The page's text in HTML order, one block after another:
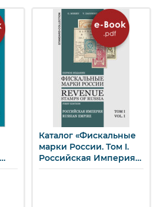
​Каталог «Фискальные
марки России. Том I.
Российская Империя»
(e-book)